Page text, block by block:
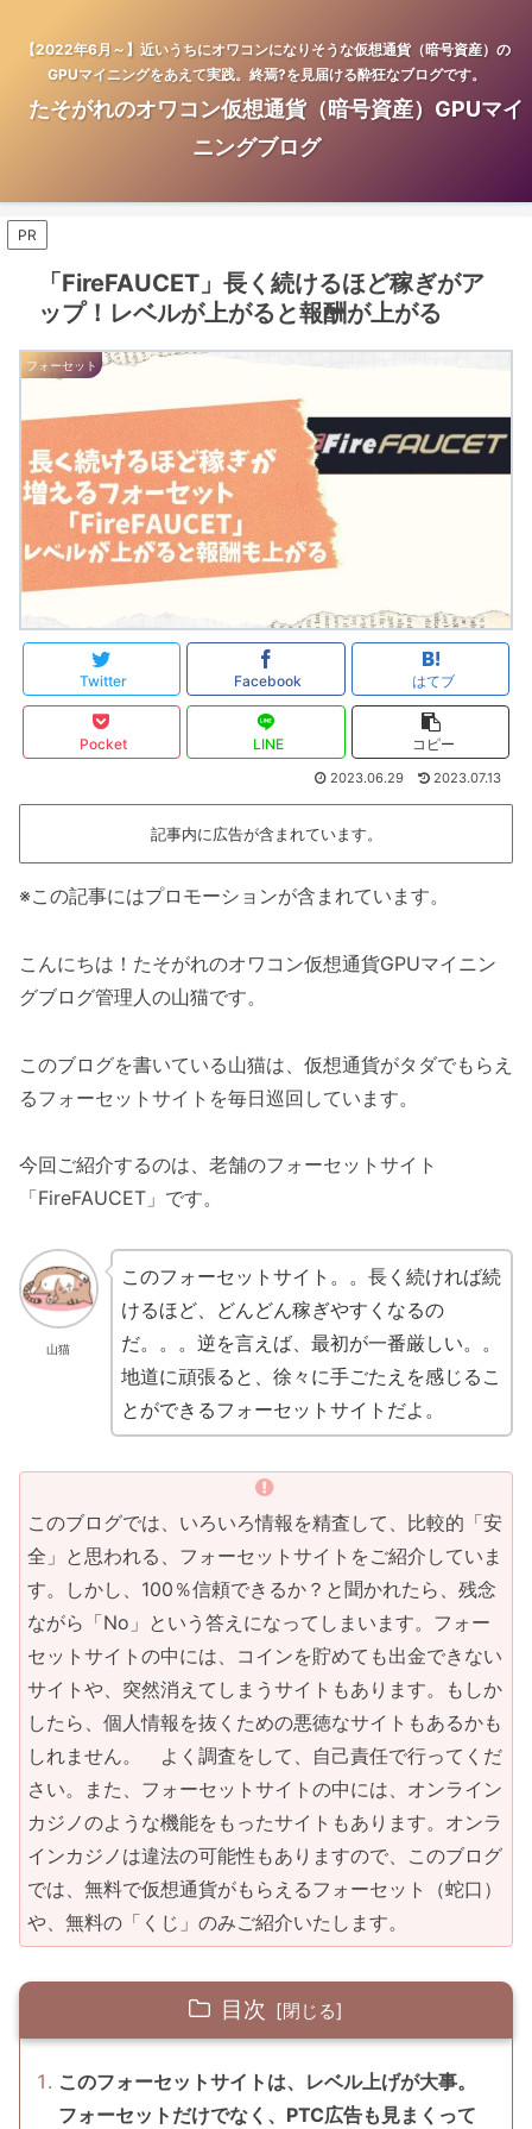
【2022年6月～】近いうちにオワコンになりそうな仮想通貨（暗号資産）の
GPUマイニングをあえて実践。終焉?を見届ける酔狂なブログです。
たそがれのオワコン仮想通貨（暗号資産）GPUマイ
ニングブログ
PR
「FireFAUCET」長く続けるほど稼ぎがア
ップ！レベルが上がると報酬が上がる
フォーセット
Twitter Facebook はてブ
Pocket LINE コピー
2023.06.29 2023.07.13
記事内に広告が含まれています。
※この記事にはプロモーションが含まれています。
こんにちは！たそがれのオワコン仮想通貨GPUマイニン
グブログ管理人の山猫です。
このブログを書いている山猫は、仮想通貨がタダでもらえ
るフォーセットサイトを毎日巡回しています。
今回ご紹介するのは、老舗のフォーセットサイト
「FireFAUCET」です。
山猫
このフォーセットサイト。。長く続ければ続
けるほど、どんどん稼ぎやすくなるの
だ。。。逆を言えば、最初が一番厳しい。。
地道に頑張ると、徐々に手ごたえを感じるこ
とができるフォーセットサイトだよ。
このブログでは、いろいろ情報を精査して、比較的「安
全」と思われる、フォーセットサイトをご紹介していま
す。しかし、100％信頼できるか？と聞かれたら、残念
ながら「No」という答えになってしまいます。フォー
セットサイトの中には、コインを貯めても出金できない
サイトや、突然消えてしまうサイトもあります。もしか
したら、個人情報を抜くための悪徳なサイトもあるかも
しれません。 よく調査をして、自己責任で行ってくだ
さい。また、フォーセットサイトの中には、オンライン
カジノのような機能をもったサイトもあります。オンラ
インカジノは違法の可能性もありますので、このブログ
では、無料で仮想通貨がもらえるフォーセット（蛇口）
や、無料の「くじ」のみご紹介いたします。
目次
このフォーセットサイトは、レベル上げが大事。
フォーセットだけでなく、PTC広告も見まくって